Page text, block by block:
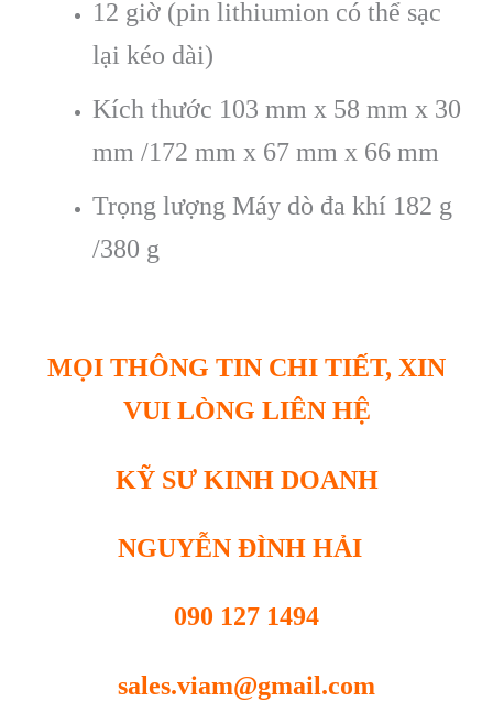
12 giờ (pin lithiumion có thể sạc
lại kéo dài)
Kích thước 103 mm x 58 mm x 30
mm /172 mm x 67 mm x 66 mm
Trọng lượng Máy dò đa khí 182 g
/380 g
MỌI THÔNG TIN CHI TIẾT, XIN
VUI LÒNG LIÊN HỆ
KỸ SƯ KINH DOANH
NGUYỄN ĐÌNH HẢI
090 127 1494
sales.viam@gmail.com